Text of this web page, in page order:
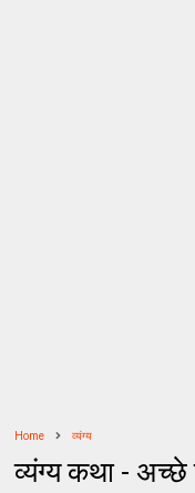
Home व्यंग्य
व्यंग्य कथा - अच्छे